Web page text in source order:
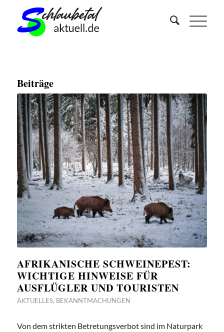
Beiträge
AFRIKANISCHE SCHWEINEPEST:
WICHTIGE HINWEISE FÜR
AUSFLÜGLER UND TOURISTEN
AKTUELLES, BEKANNTMACHUNGEN
Von dem strikten Betretungsverbot sind im Naturpark